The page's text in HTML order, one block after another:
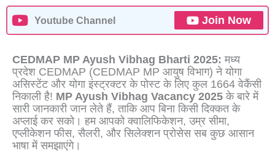
Youtube Channel Join Now
CEDMAP MP Ayush Vibhag Bharti 2025: मध्य
प्रदेश CEDMAP (CEDMAP MP आयुष विभाग) ने योगा
असिस्टेंट और योगा इंस्ट्रक्टर के पोस्ट के लिए कुल 1664 वेकैंसी
निकाली है! MP Ayush Vibhag Vacancy 2025के बारे में
सारी जानकारी जान लेते हैं, ताकि आप बिना किसी दिक्कत के
अप्लाई कर सको। हम आपको क्वालिफिकेशन, उम्र सीमा,
एप्लीकेशन फीस, सैलरी, और सिलेक्शन प्रोसेस सब कुछ आसान
भाषा में समझाएंगे।